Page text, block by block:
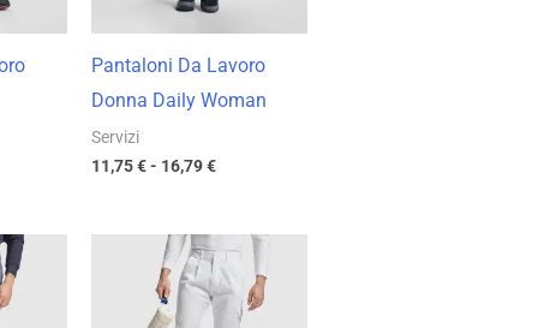
Pantaloni Da Lavoro
Donna Daily Woman
Servizi
11,75€- 16,79€
Fascia
di
prezzo: